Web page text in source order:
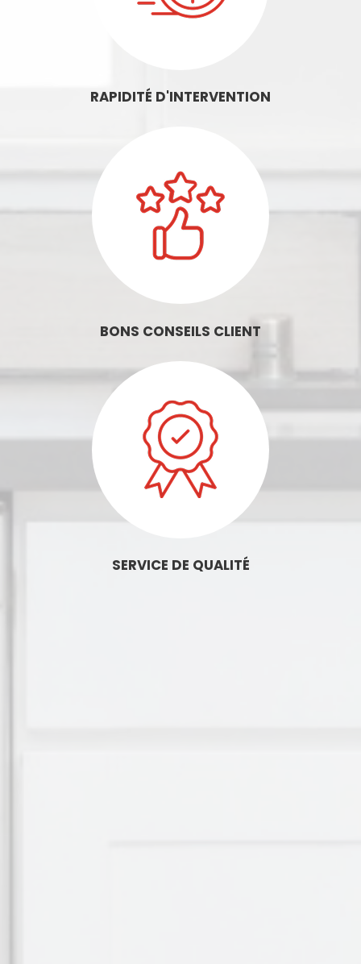
RAPIDITÉ D'INTERVENTION
BONS CONSEILS CLIENT
SERVICE DE QUALITÉ